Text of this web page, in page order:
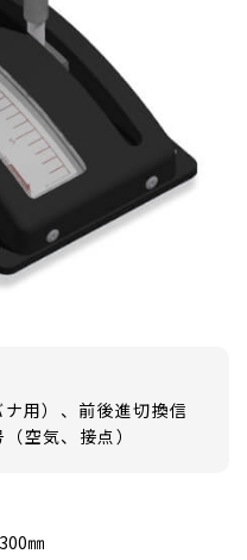
用）、前後進切換信
空気、接点）
300㎜